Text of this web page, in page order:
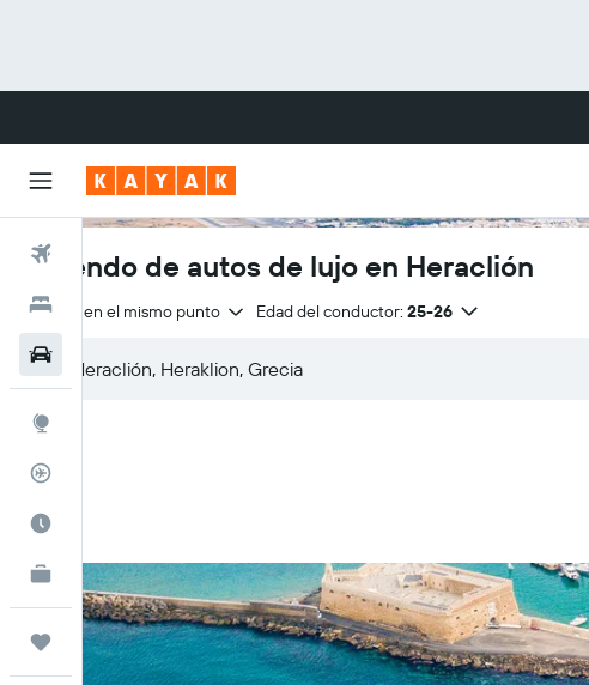
Vuelos
Hoteles
KAYAK for Business
NUEVO
Trips
Arriendo de autos de lujo en Heraclión
Entrega en el mismo punto Edad del conductor: 25-26